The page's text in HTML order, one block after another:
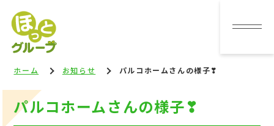
ホーム お知らせ パルコホームさんの様子❣
パルコホームさんの様子❣